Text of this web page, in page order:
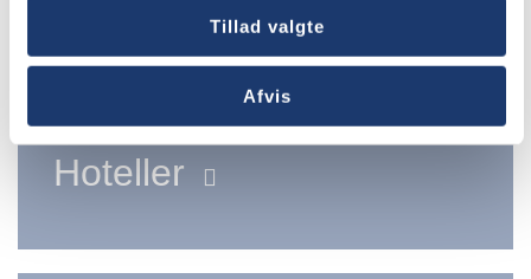
Tillad valgte
Afvis
Hoteller